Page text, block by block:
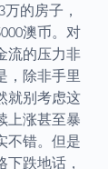
的房子，
澳币。对
流的压力非
，除非手里
就别考虑这
上涨甚至暴
不错。但是
跌地话，